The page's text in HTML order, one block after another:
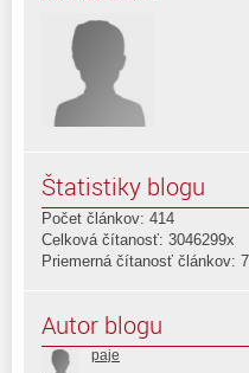
Štatistiky blogu
Počet článkov: 414
Celková čítanosť: 3046299x
Priemerná čítanosť článkov:
Autor blogu
paje